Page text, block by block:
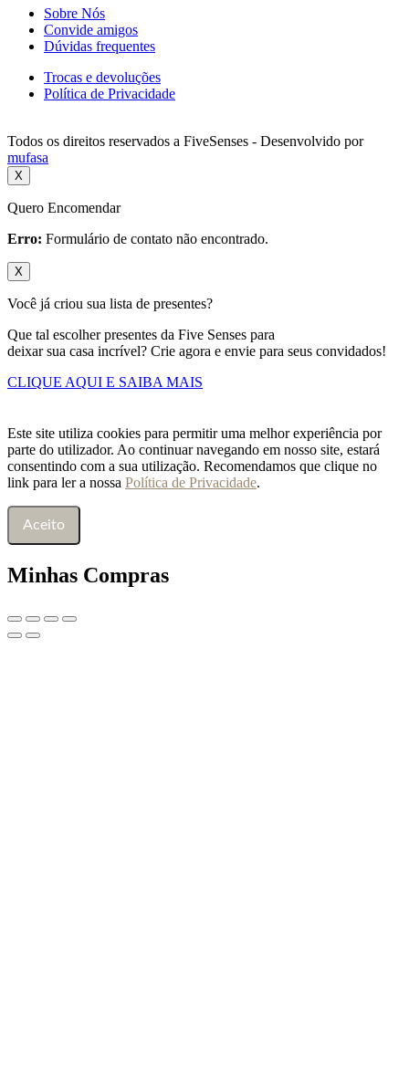
Sobre Nós
Convide amigos
Dúvidas frequentes
Trocas e devoluções
Política de Privacidade
Todos os direitos reservados a FiveSenses - Desenvolvido por
mufasa
X
Quero Encomendar
Erro: Formulário de contato não encontrado.
X
Você já criou sua lista de presentes?
Que tal escolher presentes da Five Senses para
deixar sua casa incrível? Crie agora e envie para seus convidados!
CLIQUE AQUI E SAIBA MAIS
Este site utiliza cookies para permitir uma melhor experiência por
parte do utilizador. Ao continuar navegando em nosso site, estará
consentindo com a sua utilização. Recomendamos que clique no
link para ler a nossa Política de Privacidade.
Aceito
Minhas Compras